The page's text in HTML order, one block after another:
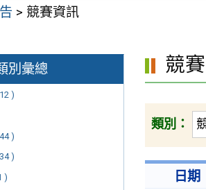
> 競賽資訊
別彙總
)
)
)
)
競
類別：
日期